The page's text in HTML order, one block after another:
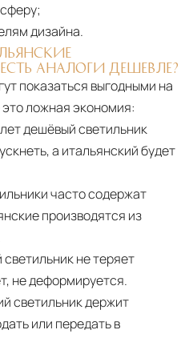
дизайна.
АНАЛОГИ ДЕШЕВЛЕ?
показаться выгодными на
это ложная экономия:
дешёвый светильник
а итальянский будет
часто содержат
производятся из
не теряет
не деформируется.
светильник держит
или передать в